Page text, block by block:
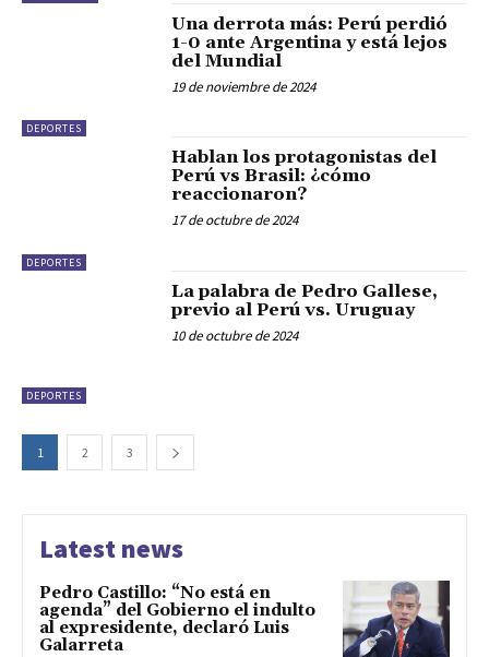
DEPORTES
Una derrota más: Perú perdió
1-0 ante Argentina y está lejos
del Mundial
19 de noviembre de 2024
DEPORTES
Hablan los protagonistas del
Perú vs Brasil: ¿cómo
reaccionaron?
17 de octubre de 2024
DEPORTES
La palabra de Pedro Gallese,
previo al Perú vs. Uruguay
10 de octubre de 2024
1 2 3
Latest news
Pedro Castillo: “No está en
agenda” del Gobierno el indulto
al expresidente, declaró Luis
Galarreta